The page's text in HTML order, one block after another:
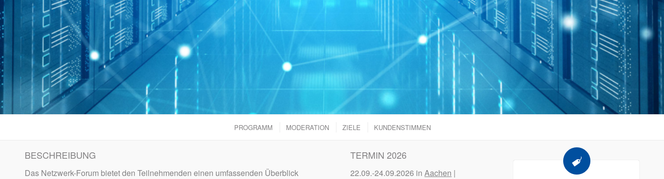
PROGRAMM MODERATION ZIELE KUNDENSTIMMEN
BESCHREIBUNG
Das Netzwerk-Forum bietet den Teilnehmenden einen umfassenden Überblick
TERMIN 2026
22.09.-24.09.2026 inAachen |